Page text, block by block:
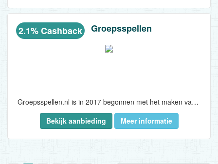
2.1% Cashback Groepsspellen
Groepsspellen.nl is in 2017 begonnen met het maken van een divers aanbod van spellen voor groepen en doet dat inmiddels in 9 verschillende talen, waardoor er wereldwijd producten worden verkocht. Zowel voor kinderen als volwassenen is er een ruim aanbod aan gezellige groepsspellen. Kinderfeestjes, bedrijfsfeestjes, vriendenweekenden, familiedag, buurtfeestjes, noem het maar op, of Groepsspellen.nl heeft een leuk spel voor die groepen...
Bekijk aanbieding
Meer informatie